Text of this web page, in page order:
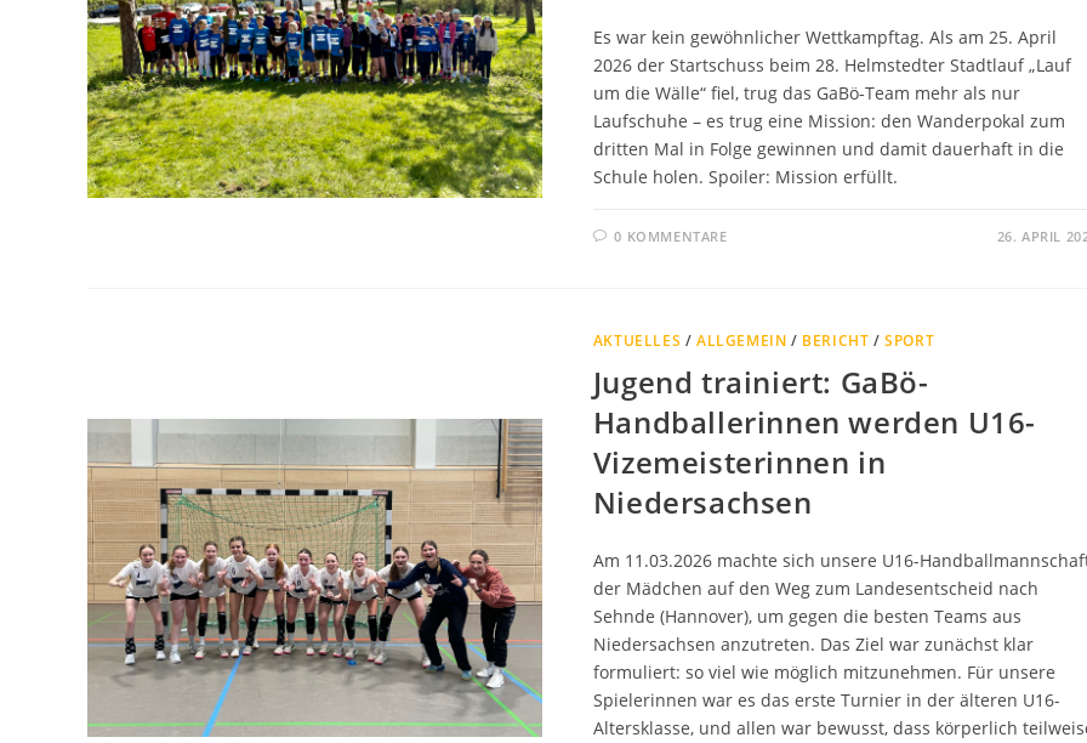
Es war kein gewöhnlicher Wettkampftag. Als am 25. April
2026 der Startschuss beim 28. Helmstedter Stadtlauf „Lauf
um die Wälle“ fiel, trug das GaBö-Team mehr als nur
Laufschuhe – es trug eine Mission: den Wanderpokal zum
dritten Mal in Folge gewinnen und damit dauerhaft in die
Schule holen. Spoiler: Mission erfüllt.
0 KOMMENTARE 26. APRIL
AKTUELLES /ALLGEMEIN / BERICHT /SPORT
Jugend trainiert: GaBö-
Handballerinnen werden U16-
Vizemeisterinnen in
Niedersachsen
Am 11.03.2026 machte sich unsere U16-
der Mädchen auf den Weg zum Landesentscheid nach
Sehnde (Hannover), um gegen die besten Teams aus
Niedersachsen anzutreten. Das Ziel war zunächst klar
formuliert: so viel wie möglich mitzunehmen. Für unsere
Spielerinnen war es das erste Turnier in der älteren U16-
Altersklasse, und allen war bewusst, dass körperlich